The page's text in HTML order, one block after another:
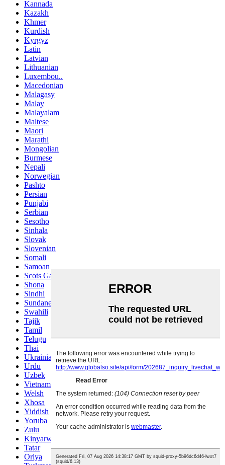
Kannada
Kazakh
Khmer
Kurdish
Kyrgyz
Latin
Latvian
Lithuanian
Luxembou..
Macedonian
Malagasy
Malay
Malayalam
Maltese
Maori
Marathi
Mongolian
Burmese
Nepali
Norwegian
Pashto
Persian
Punjabi
Serbian
Sesotho
Sinhala
Slovak
Slovenian
Somali
Samoan
Scots Gaelic
Shona
Sindhi
Sundanese
Swahili
Tajik
Tamil
Telugu
Thai
Ukrainian
Urdu
Uzbek
Vietnamese
Welsh
Xhosa
Yiddish
Yoruba
Zulu
Kinyarwanda
Tatar
Oriya